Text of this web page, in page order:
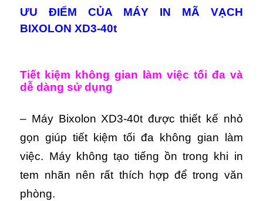
ƯU ĐIỂM CỦA MÁY IN MÃ VẠCH
BIXOLON XD3-40t
Tiết kiệm không gian làm việc tối đa và
dễ dàng sử dụng
– Máy Bixolon XD3-40t được thiết kế nhỏ
gọn giúp tiết kiệm tối đa không gian làm
việc. Máykhông tạo tiếng ồn trong khi in
tem nhãn nên rất thích hợp để trong văn
phòng.